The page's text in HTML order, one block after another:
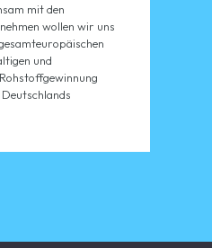
mit den
wollen wir uns
und